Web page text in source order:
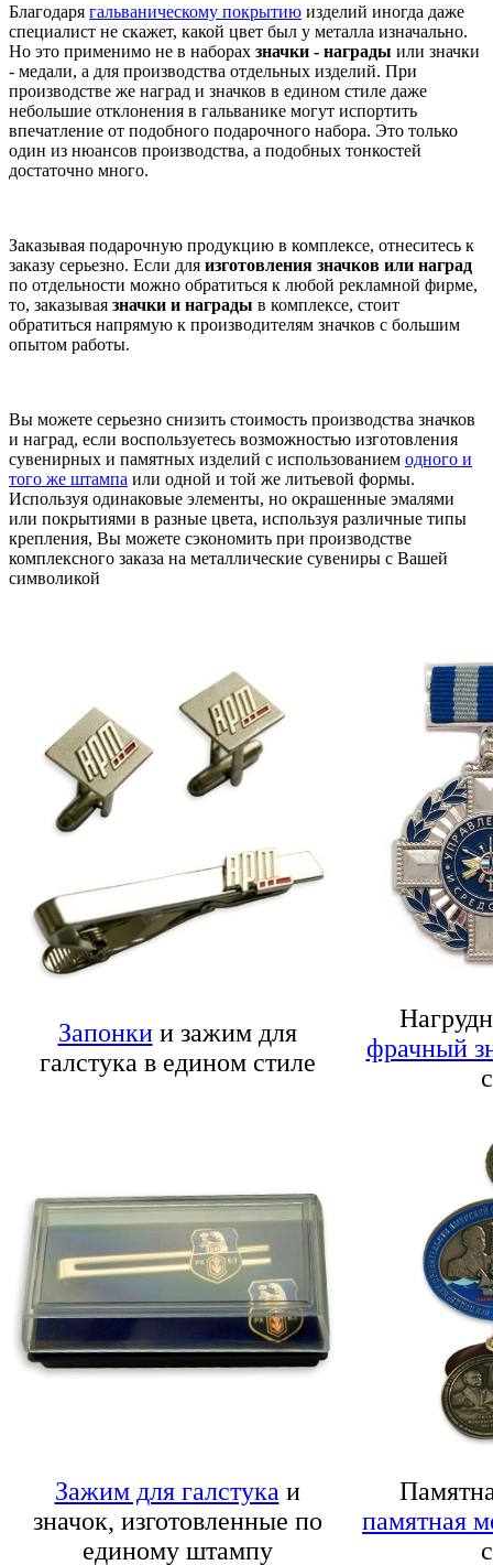
Благодаря гальваническому покрытию изделий иногда даже
специалист не скажет, какой цвет был у металла изначально.
Но это применимо не в наборах значки - награды или значки
- медали, а для производства отдельных изделий. При
производстве же наград и значков в едином стиле даже
небольшие отклонения в гальванике могут испортить
впечатление от подобного подарочного набора. Это только
один из нюансов производства, а подобных тонкостей
достаточно много.
Заказывая подарочную продукцию в комплексе, отнеситесь к
заказу серьезно. Если для изготовления значков или наград
по отдельности можно обратиться к любой рекламной фирме,
то, заказывая значки и награды в комплексе, стоит
обратиться напрямую к производителям значков с большим
опытом работы.
Вы можете серьезно снизить стоимость производства значков
и наград, если воспользуетесь возможностью изготовления
сувенирных и памятных изделий с использованием одного и
того же штампа или одной и той же литьевой формы.
Используя одинаковые элементы, но окрашенные эмалями
или покрытиями в разные цвета, используя различные типы
крепления, Вы можете сэкономить при производстве
комплексного заказа на металлические сувениры с Вашей
символикой
Запонкии зажим для
галстука в едином стиле
фрачный
Зажим для галстука и
значок, изготовленные по
единому штампу
памятная